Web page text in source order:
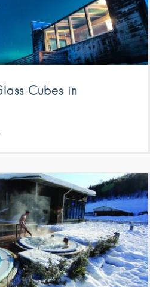
Cubes in